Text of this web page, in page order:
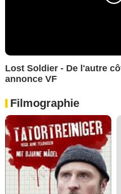
Lost Soldier - De l'autre
annonce VF
Filmographie